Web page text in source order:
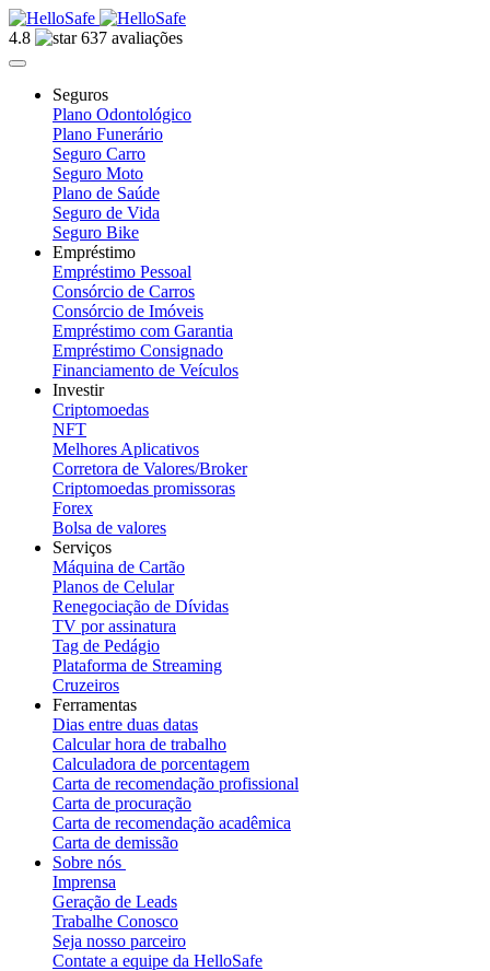
4.8 637 avaliações
Seguros
Plano Odontológico
Plano Funerário
Seguro Carro
Seguro Moto
Plano de Saúde
Seguro de Vida
Seguro Bike
Empréstimo
Empréstimo Pessoal
Consórcio de Carros
Consórcio de Imóveis
Empréstimo com Garantia
Empréstimo Consignado
Financiamento de Veículos
Investir
Criptomoedas
NFT
Melhores Aplicativos
Corretora de Valores/Broker
Criptomoedas promissoras
Forex
Bolsa de valores
Serviços
Máquina de Cartão
Planos de Celular
Renegociação de Dívidas
TV por assinatura
Tag de Pedágio
Plataforma de Streaming
Cruzeiros
Ferramentas
Dias entre duas datas
Calcular hora de trabalho
Calculadora de porcentagem
Carta de recomendação profissional
Carta de procuração
Carta de recomendação acadêmica
Carta de demissão
Sobre nós
Imprensa
Geração de Leads
Trabalhe Conosco
Seja nosso parceiro
Contate a equipe da HelloSafe